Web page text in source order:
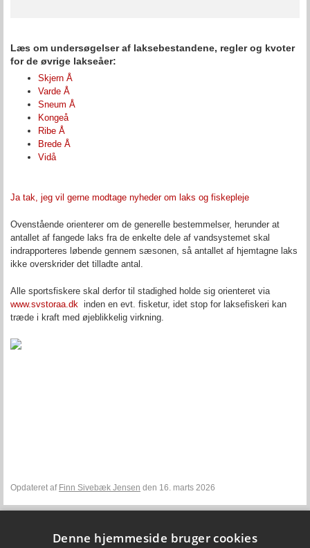
Læs om undersøgelser af laksebestandene, regler og kvoter
for de øvrige lakseåer:
Skjern Å
Varde Å
Sneum Å
Kongeå
Ribe Å
Brede Å
Vidå
Ja tak, jeg vil gerne modtage nyheder om laks og fiskepleje
Ovenstående orienterer om de generelle bestemmelser, herunder at
antallet af fangede laks fra de enkelte dele af vandsystemet skal
indrapporteres løbende gennem sæsonen, så antallet af hjemtagne laks
ikke overskrider det tilladte antal.
Alle sportsfiskere skal derfor til stadighed holde sig orienteret via
www.svstoraa.dk inden en evt. fisketur, idet stop for laksefiskeri kan
træde i kraft med øjeblikkelig virkning.
Opdateret af Finn Sivebæk Jensen den 16. marts 2026
Denne hjemmeside bruger cookies